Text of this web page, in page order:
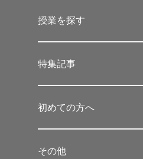
授業を探す
特集記事
初めての方へ
その他